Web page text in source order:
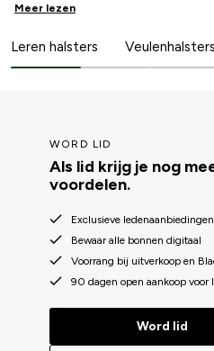
van stevige materialen voor
Meer lezen
Leren halsters Veulenhalsters
WORD LID
Als lid krijg je nog
voordelen.
Exclusieve ledenaanbiedingen
Bewaar alle bonnen digitaal
Voorrang bij uitverkoop en
90 dagen open aankoop voor
Word lid